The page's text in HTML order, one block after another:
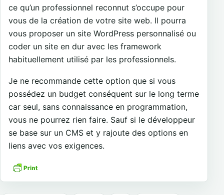
ce qu’un professionnel reconnut s’occupe pour
vous de la création de votre site web. Il pourra
vous proposer un site WordPress personnalisé ou
coder un site en dur avec les framework
habituellement utilisé par les professionnels.
Je ne recommande cette option que si vous
possédez un budget conséquent sur le long terme
car seul, sans connaissance en programmation,
vous ne pourrez rien faire. Sauf si le développeur
se base sur un CMS et y rajoute des options en
liens avec vos exigences.